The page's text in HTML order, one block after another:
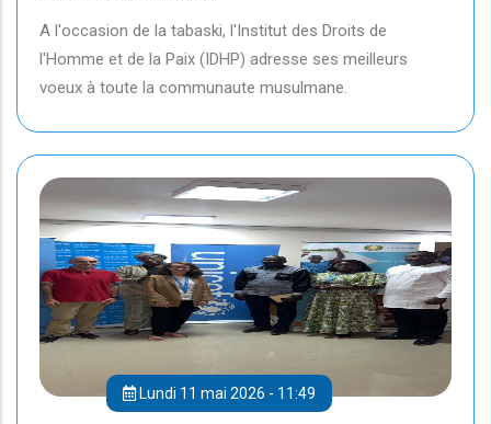
A l'occasion de la tabaski, l'Institut des Droits de
l'Homme et de la Paix (IDHP) adresse ses meilleurs
voeux à toute la communaute musulmane.
Lundi 11 mai 2026 - 11:49